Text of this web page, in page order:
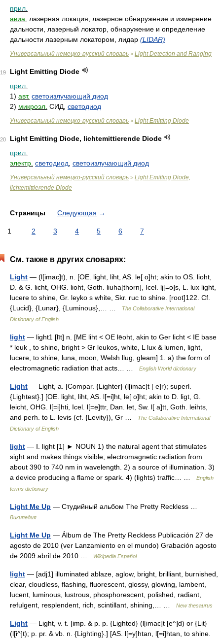
прил.
авиа.
лазерная локация, лазерное обнаружение и измерение
дальности, лазерный локатор, обнаружение и определение
дальности лазерным локатором, лидар (LIDAR)
Универсальный немецко-русский словарь > Light Detection and Ranging
19
Light Emitting Diode
прил.
1) авт. светоизлучающий диод
2) микроэл. СИД, светодиод
Универсальный немецко-русский словарь > Light Emitting Diode
20
Light Emitting Diode, lichtemittierende Diode
прил.
электр. светодиод светоизлучающий диод
Универсальный немецко-русский словарь > Light Emitting Diode,
lichtemittierende Diode
Страницы Следующая →
1 2 3 4 5 6 7
См. также в других словарях:
Light — (l[imac]t), n. [OE. light, liht, AS. le[ o]ht; akin to OS. lioht,
D. & G. licht, OHG. lioht, Goth. liuha[thorn], Icel. lj[=o]s, L. lux light,
lucere to shine, Gr. leyko s white, Skr. ruc to shine. [root]122. Cf.
{Lucid}, {Lunar}, {Luminous},… …
The Collaborative International
Dictionary of English
light — light1 [līt] n. [ME liht < OE lēoht, akin to Ger licht < IE base
* leuk , to shine, bright > Gr leukos, white, L lux & lumen, light,
lucere, to shine, luna, moon, Welsh llug, gleam] 1. a) the form of
electromagnetic radiation that acts… …
English World dictionary
Light — Light, a. [Compar. {Lighter} (l[imac]t [ e]r); superl.
{Lightest}.] [OE. light, liht, AS. l[=i]ht, le[ o]ht; akin to D. ligt, G.
leicht, OHG. l[=i]hti, Icel. l[=e]ttr, Dan. let, Sw. l[ a]tt, Goth. leihts,
and perh. to L. levis (cf. {Levity}), Gr …
The Collaborative International
Dictionary of English
light — Ⅰ. light [1] ► NOUN 1) the natural agent that stimulates
sight and makes things visible; electromagnetic radiation from
about 390 to 740 nm in wavelength. 2) a source of illumination. 3)
a device producing a flame or spark. 4) (lights) traffic… …
English
terms dictionary
Light Me Up — Студийный альбом The Pretty Reckless …
Википедия
Light Me Up — Álbum de The Pretty Reckless Publicación 27 de
agosto de 2010 (ver Lanzamiento en el mundo) Grabación agosto
de 2009 abril de 2010 …
Wikipedia Español
light — [adj1] illuminated ablaze, aglow, bright, brilliant, burnished,
clear, cloudless, flashing, fluorescent, glossy, glowing, lambent,
lucent, luminous, lustrous, phosphorescent, polished, radiant,
refulgent, resplendent, rich, scintillant, shining,… …
New thesaurus
Light — Light, v. t. [imp. & p. p. {Lighted} (l[imac]t [e^]d) or {Lit}
(l[i^]t); p. pr. & vb. n. {Lighting}.] [AS. l[=y]htan, l[=i]htan, to shine.